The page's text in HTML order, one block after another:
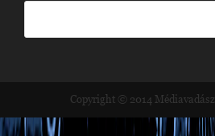
Copyright © 2014 Médiavadász